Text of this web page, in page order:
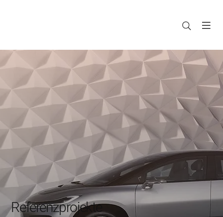
Referenzprojekte